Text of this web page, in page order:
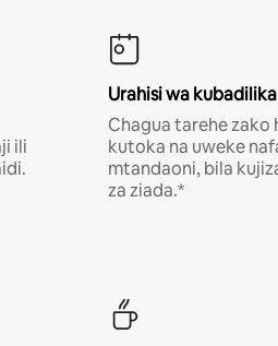
ili
Urahisi wa
Chagua tarehe zako
kutoka na uweke
mtandaoni, bila
za ziada.*